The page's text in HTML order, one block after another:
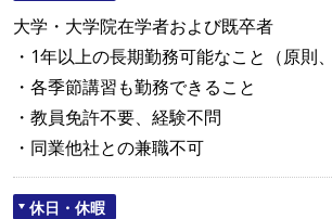
大学・大学院在学者および既卒者
・1年以上の長期勤務可能なこと（原則
・各季節講習も勤務できること
・教員免許不要、経験不問
・同業他社との兼職不可
休日・休暇